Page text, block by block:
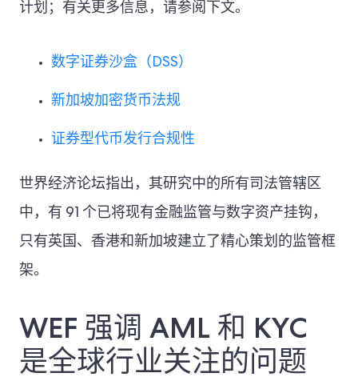
计划；有关更多信息，请参阅下文。
数字证券沙盒（DSS）
新加坡加密货币法规
证券型代币发行合规性
世界经济论坛指出，其研究中的所有司法管辖区
中，有 91 个已将现有金融监管与数字资产挂钩，
只有英国、香港和新加坡建立了精心策划的监管框
架。
WEF 强调 AML 和 KYC
是全球行业关注的问题